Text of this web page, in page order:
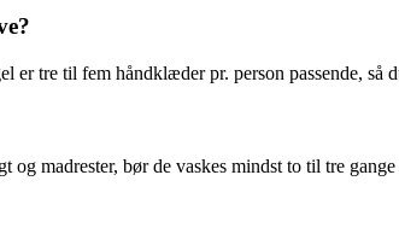
tre til fem håndklæder pr. person passende, så
madrester, bør de vaskes mindst to til tre